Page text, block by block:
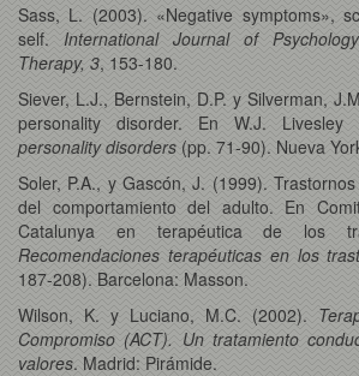
Sass, L. (2003). «Negative symptoms»,
self. International Journal of
Therapy, 3, 153-180.
Siever, L.J., Bernstein, D.P. y Silverman,
personality disorder. En W.J. Livesley
personality disorders (pp. 71-90). Nueva
Soler, P.A., y Gascón, J. (1999).
del comportamiento del adulto. En
Catalunya en terapéutica de los
Recomendaciones terapéuticas en los
187-208). Barcelona: Masson.
Wilson, K. y Luciano, M.C. (2002).
Compromiso (ACT). Un tratamiento
valores. Madrid: Pirámide.